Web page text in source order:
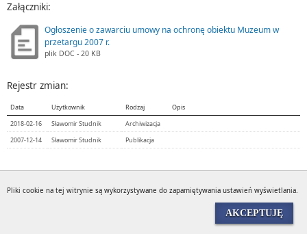
Załączniki:
Ogłoszenie o zawarciu umowy na ochronę obiektu Muzeum w
przetargu 2007 r.
plik DOC - 20 KB
Rejestr zmian:
Data Użytkownik Rodzaj
Opis
2018-02-16
Sławomir Studnik
Archiwizacja
2007-12-14
Sławomir Studnik Publikacja
Pliki cookie na tej witrynie są wykorzystywane do zapamiętywania ustawień wyświetlania.
AKCEPTUJĘ